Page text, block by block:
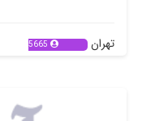
تهران 5665